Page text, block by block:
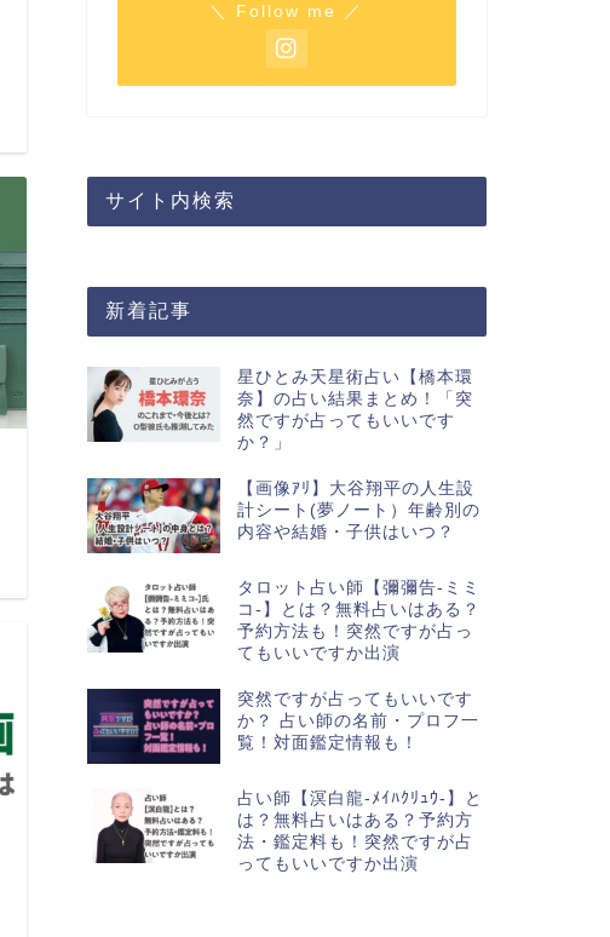
＼ Follow me ／
サイト内検索
新着記事
星ひとみ天星術占い【橋本環
奈】の占い結果まとめ！「突
然ですが占ってもいいです
か？」
【画像ｱﾘ】大谷翔平の人生設
計シート(夢ノート）年齢別の
内容や結婚・子供はいつ？
タロット占い師【彌彌告-ミミ
コ-】とは？無料占いはある？
予約方法も！突然ですが占っ
てもいいですか出演
突然ですが占ってもいいです
か？ 占い師の名前・プロフ一
覧！対面鑑定情報も！
占い師【溟白龍-ﾒｲﾊｸﾘｭｳ-】と
は？無料占いはある？予約方
法・鑑定料も！突然ですが占
ってもいいですか出演